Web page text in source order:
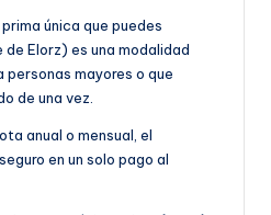
única que puedes
Elorz) es una modalidad
mayores o que
de una vez.
anual o mensual, el
en un solo pago al